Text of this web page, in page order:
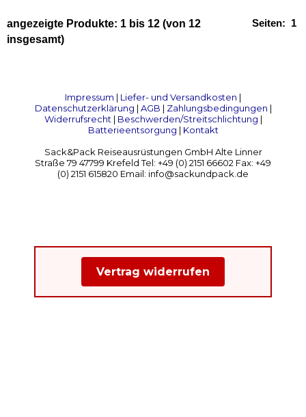
Seiten: 1
angezeigte Produkte: 1 bis 12 (von 12
insgesamt)
Impressum | Liefer- und Versandkosten |
Datenschutzerklärung | AGB | Zahlungsbedingungen |
Widerrufsrecht | Beschwerden/Streitschlichtung |
Batterieentsorgung | Kontakt
Sack&Pack Reiseausrüstungen GmbH Alte Linner
Straße 79 47799 Krefeld Tel: +49 (0) 2151 66602 Fax: +49
(0) 2151 615820 Email: info@sackundpack.de
Vertrag widerrufen